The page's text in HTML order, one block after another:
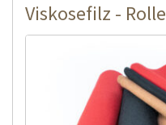
Viskosefilz - Rolle